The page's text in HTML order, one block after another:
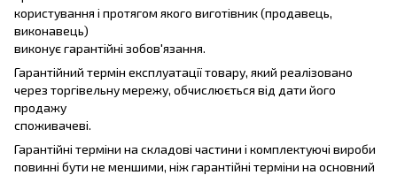
користування і протягом якого виготівник (продавець,
виконавець)
виконує гарантійні зобов'язання.
Гарантійний термін експлуатації товару, який реалізовано
через торгівельну мережу, обчислюється від дати його
продажу
споживачеві.
Гарантійні терміни на складові частини і комплектуючі вироби
повинні бути не меншими, ніж гарантійні терміни на основний